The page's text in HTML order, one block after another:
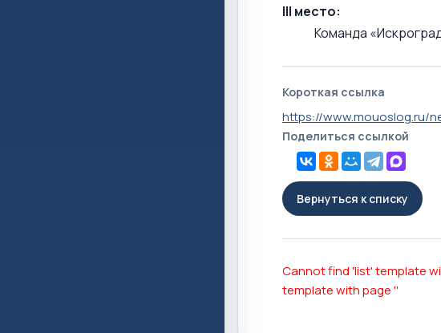
III место:
Команда
Короткая ссылка
https://www.mouoslog.ru/
Поделиться ссылкой
Вернуться к списку
Cannot find 'list' template
template with page ''